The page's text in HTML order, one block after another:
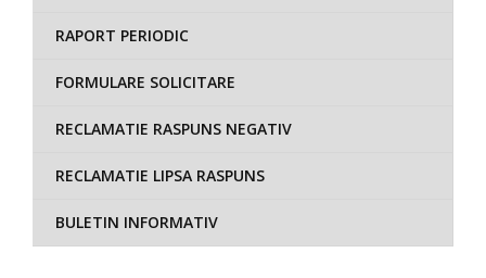
RAPORT PERIODIC
FORMULARE SOLICITARE
RECLAMATIE RASPUNS NEGATIV
RECLAMATIE LIPSA RASPUNS
BULETIN INFORMATIV